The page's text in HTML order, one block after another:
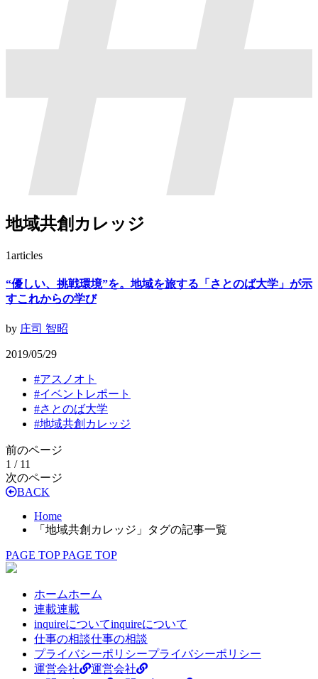
地域共創カレッジ
1articles
“優しい、挑戦環境”を。地域を旅する「さとのば大学」が示
すこれからの学び
by 庄司 智昭
2019/05/29
#アスノオト
#イベントレポート
#さとのば大学
#地域共創カレッジ
前のページ
1 / 11
次のページ
BACK
Home
「地域共創カレッジ」タグの記事一覧
PAGE TOP PAGE TOP
ホームホーム
連載連載
inquireについてinquireについて
仕事の相談仕事の相談
プライバシーポリシープライバシーポリシー
運営会社
運営会社